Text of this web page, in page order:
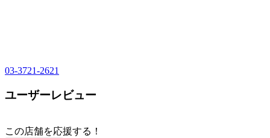
03-3721-2621
ユーザーレビュー
この店舗を応援する！